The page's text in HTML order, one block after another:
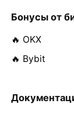
Бонусы от
🔥 OKX
🔥 Bybit